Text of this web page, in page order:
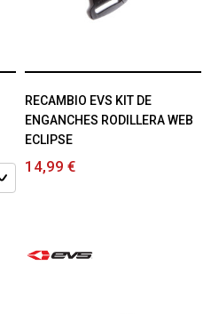
RECAMBIO EVS KIT DE
ENGANCHES RODILLERA WEB
ECLIPSE
14,99 €